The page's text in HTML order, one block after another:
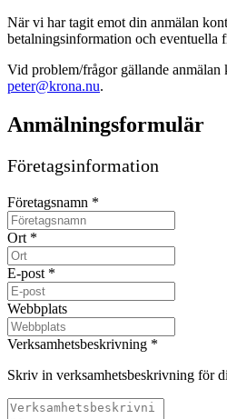
När vi har tagit emot din anmälan
betalningsinformation och eventuella
Vid problem/frågor gällande anmälan
peter@krona.nu.
Anmälningsformulär
Företagsinformation
Företagsnamn *
Ort *
E-post *
Webbplats
Verksamhetsbeskrivning *
Skriv in verksamhetsbeskrivning för